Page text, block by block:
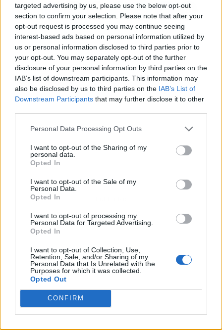
targeted advertising by us, please use the below opt-out
section to confirm your selection. Please note that after your
opt-out request is processed you may continue seeing
interest-based ads based on personal information utilized by
us or personal information disclosed to third parties prior to
your opt-out. You may separately opt-out of the further
disclosure of your personal information by third parties on the
IAB’s list of downstream participants. This information may
also be disclosed by us to third parties on the IAB’s List of
Downstream Participants that may further disclose it to other
Personal Data Processing Opt Outs
I want to opt-out of the Sharing of my
personal data.
Opted In
I want to opt-out of the Sale of my
Personal Data.
Opted In
I want to opt-out of processing my
Personal Data for Targeted Advertising.
Opted In
I want to opt-out of Collection, Use,
Retention, Sale, and/or Sharing of my
Personal Data that Is Unrelated with the
Purposes for which it was collected.
Opted Out
CONFIRM